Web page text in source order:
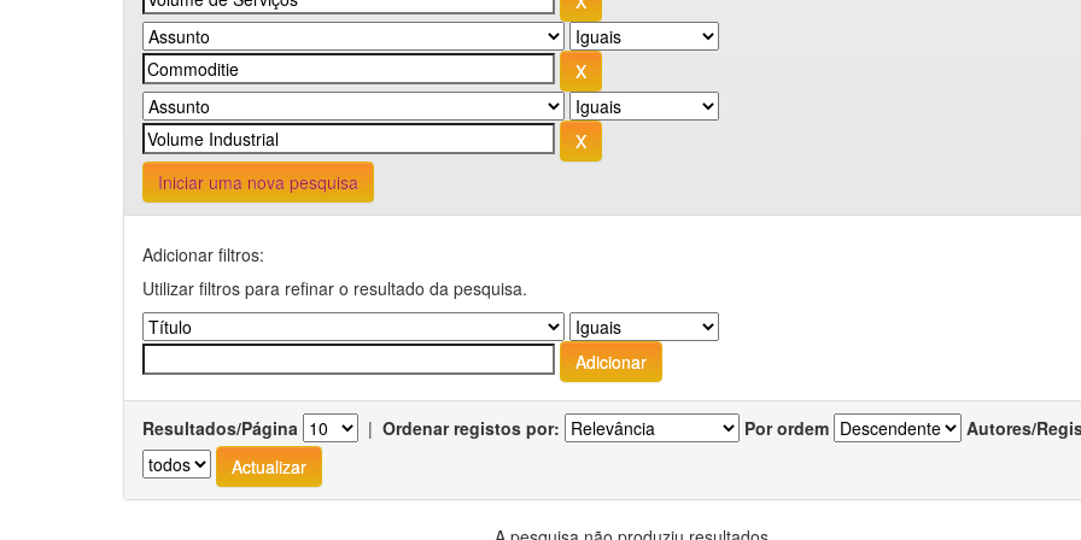
Iniciar uma nova pesquisa
Adicionar filtros:
Utilizar filtros para refinar o resultado da pesquisa.
Resultados/Página | Ordenar registos por: Por ordem Autores/